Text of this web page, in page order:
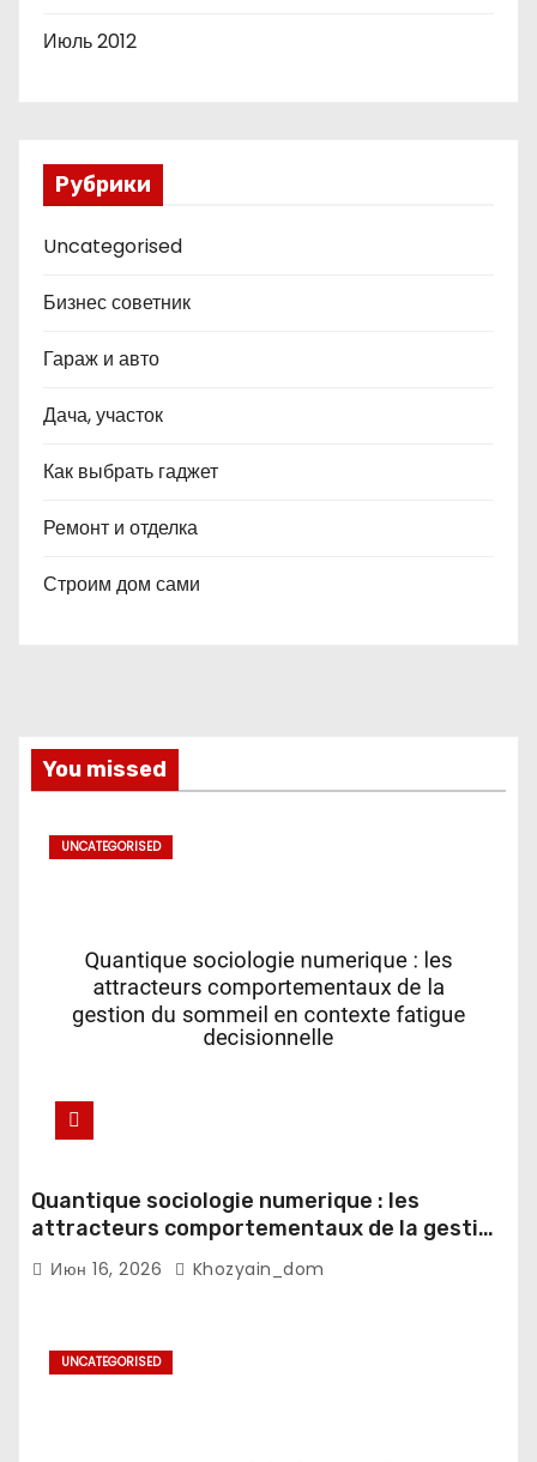
Июль 2012
Рубрики
Uncategorised
Бизнес советник
Гараж и авто
Дача, участок
Как выбрать гаджет
Ремонт и отделка
Строим дом сами
You missed
UNCATEGORISED
Quantique sociologie numerique : les
attracteurs comportementaux de la gestion
du sommeil en contexte fatigue
decisionnelle
Июн 16, 2026 Khozyain_dom
UNCATEGORISED